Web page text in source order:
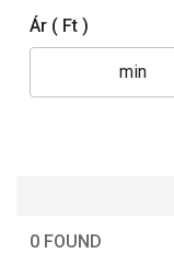
Ár ( Ft )
0 FOUND